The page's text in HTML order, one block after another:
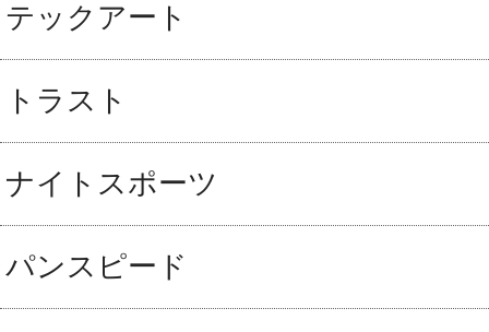
テックアート
トラスト
ナイトスポーツ
パンスピード